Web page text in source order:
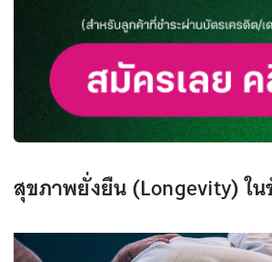
สุขภาพยั่งยืน (Longevity) ใน